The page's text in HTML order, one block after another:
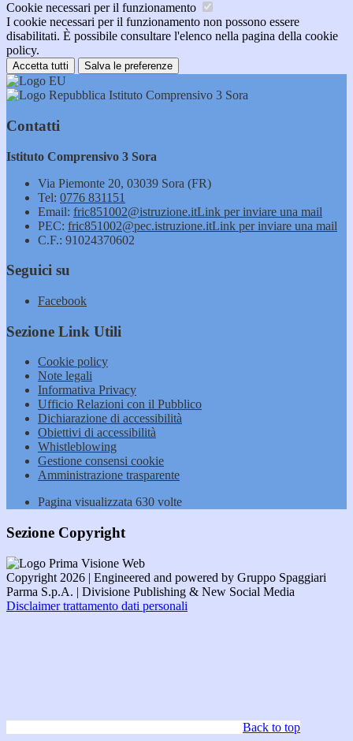
Cookie necessari per il funzionamento
I cookie necessari per il funzionamento non possono essere
disabilitati. È possibile consultare l'elenco nella pagina della cookie
policy.
Accetta tutti Salva le preferenze
Istituto Comprensivo 3 Sora
Contatti
Istituto Comprensivo 3 Sora
Via Piemonte 20, 03039 Sora (FR)
Tel: 0776 831151
Email: fric851002@istruzione.itLink per inviare una mail
PEC: fric851002@pec.istruzione.itLink per inviare una mail
C.F.: 91024370602
Seguici su
Facebook
Sezione Link Utili
Cookie policy
Note legali
Informativa Privacy
Ufficio Relazioni con il Pubblico
Dichiarazione di accessibilità
Obiettivi di accessibilità
Whistleblowing
Gestione consensi cookie
Amministrazione trasparente
Pagina visualizzata 630 volte
Sezione Copyright
Copyright 2026 | Engineered and powered by Gruppo Spaggiari
Parma S.p.A. | Divisione Publishing & New Social Media
Disclaimer trattamento dati personali
Back to top